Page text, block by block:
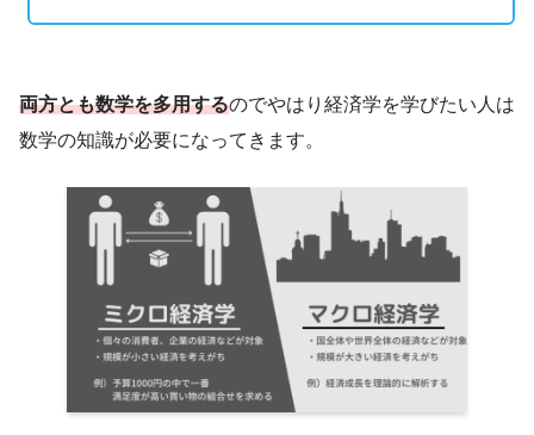
両方とも数学を多用するのでやはり経済学を学びたい人は
数学の知識が必要になってきます。